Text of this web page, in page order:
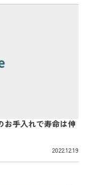
お手入れで寿命は伸
2022.12.19